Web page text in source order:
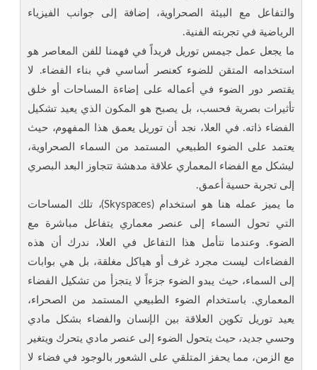
والتفاعل مع البيئة الصحراوية، إضافة إلى جوانب الفيزياء
الرياضية في تجربته الفنية.
ما يجعل عمل جيمس توريل فريداً في فهمنا للفن المعاصر هو
استخدامه المتقن للضوء كعنصر أساسي في بناء الفضاء. لا
يقتصر دور الضوء في أعماله على إضاءة المساحات أو خلق
تأثيرات بصرية فحسب، بل يصبح هو المكون الذي يعيد تشكيل
الفضاء ذاته. في العلا، نجد أن توريل يعمق هذا المفهوم، حيث
يعتمد على الضوء الطبيعي المستمد من السماء الصحراوية،
ليشكل مع الفضاء المعماري علاقة مدهشة تتجاوز البعد البصري
إلى تجربة حسية أعمق.
ما يميز عمله هنا هو استخدام (Skyspaces)، تلك المساحات
التي تحول السماء إلى عنصر معماري يتفاعل مباشرة مع
الضوء. وعندما نتأمل هذا التفاعل في العلا، ندرك أن هذه
الفضاءات ليست مجرد غرف أو هياكل مغلقة، بل هي بوابات
إلى السماء، حيث يبدو الضوء جزءاً لا يتجزأ من تشكيل الفضاء
المعماري. باستخدام الضوء الطبيعي المستمد من الصحراء،
يعيد توريل تكوين العلاقة بين الإنسان والفضاء بشكل مادي
وحسي جديد، حيث يتحول الضوء إلى عنصر مادي يتحرك ويتغير
مع الزمن، مما يحفز المتلقي على الشعور بالوجود في فضاء لا